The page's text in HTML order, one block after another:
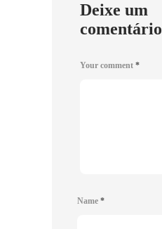
Deixe um
comentário
Your comment *
Name *